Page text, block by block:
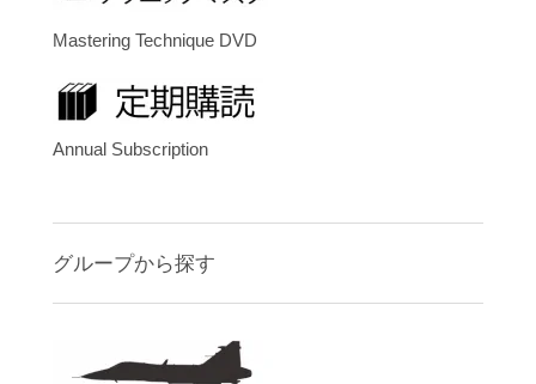
Mastering Technique DVD
Annual Subscription
グループから探す